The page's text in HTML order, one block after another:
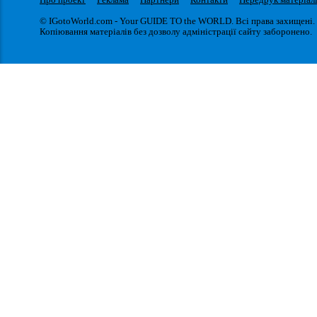
© IGotoWorld.com - Your GUIDE TO the WORLD. Всі права захищені.
Копіювання матеріалів без дозволу адміністрації сайту заборонено.